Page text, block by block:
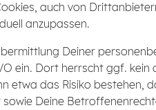
auch von
anzupassen.
Deiner
ein. Dort herrscht ggf.
etwa das Risiko bestehen,
Deine
genannte
mitB96-